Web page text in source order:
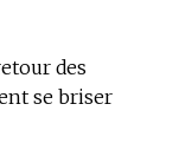
des
se briser